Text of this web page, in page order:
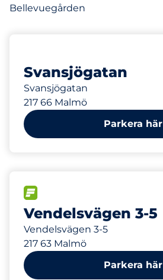
Bellevuegården
Svansjögatan
Svansjögatan
217 66 Malmö
Parkera här
Vendelsvägen 3-5
Vendelsvägen 3-5
217 63 Malmö
746 m
Parkera här